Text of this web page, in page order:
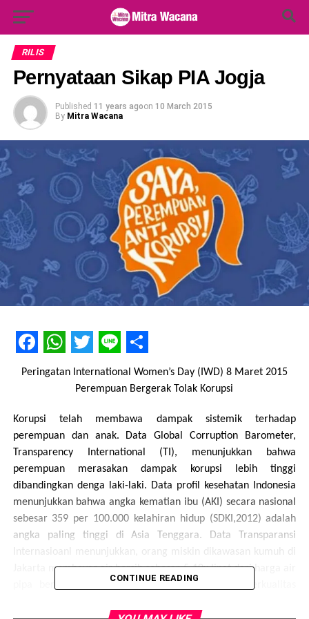
for:
RILIS
Pernyataan Sikap PIA Jogja
Published 11 years agoon 10 March 2015
By Mitra Wacana
Facebook
WhatsApp
Twitter
LineShare
Peringatan International Women’s Day (IWD) 8 Maret 2015
Perempuan Bergerak Tolak Korupsi
Korupsi telah membawa dampak sistemik terhadap
perempuan dan anak. Data Global Corruption Barometer,
Transparency International (TI), menunjukkan bahwa
perempuan merasakan dampak korupsi lebih tinggi
dibandingkan denga laki-laki. Data profil kesehatan Indonesia
menunjukkan bahwa angka kematian ibu (AKI) secara nasional
sebesar 359 per 100.000 kelahiran hidup (SDKI,2012) adalah
angka paling tinggi di Asia Tenggara. Data Transparansi
Internasioanl menunjukkan, orang miskin dikawasan kumuh di
Jakarta membayar air bersih sebesar 5-10x lipat dari harga air
pipa berlangganan. Beras untuk rakyat miskin berkualitas
CONTINUE READING